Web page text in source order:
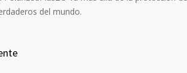
del mundo.